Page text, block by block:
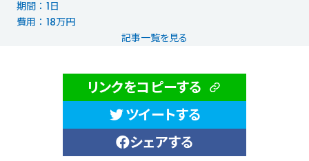
期間 ： 1日
費用 ： 18万円
記事一覧を見る
リンクをコピーする
ツイートする
シェアする